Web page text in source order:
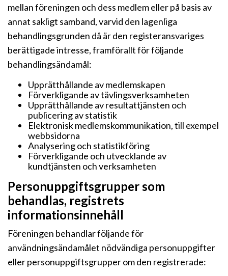
mellan föreningen och dess medlem eller på basis av
annat sakligt samband, varvid den lagenliga
behandlingsgrunden då är den registeransvariges
berättigade intresse, framförallt för följande
behandlingsändamål:
Upprätthållande av medlemskapen
Förverkligande av tävlingsverksamheten
Upprätthållande av resultattjänsten och
publicering av statistik
Elektronisk medlemskommunikation, till exempel
webbsidorna
Analysering och statistikföring
Förverkligande och utvecklande av
kundtjänsten och verksamheten
Personuppgiftsgrupper som
behandlas, registrets
informationsinnehåll
Föreningen behandlar följande för
användningsändamålet nödvändiga personuppgifter
eller personuppgiftsgrupper om den registrerade: